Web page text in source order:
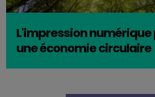
L'impression numérique
une économie circulaire